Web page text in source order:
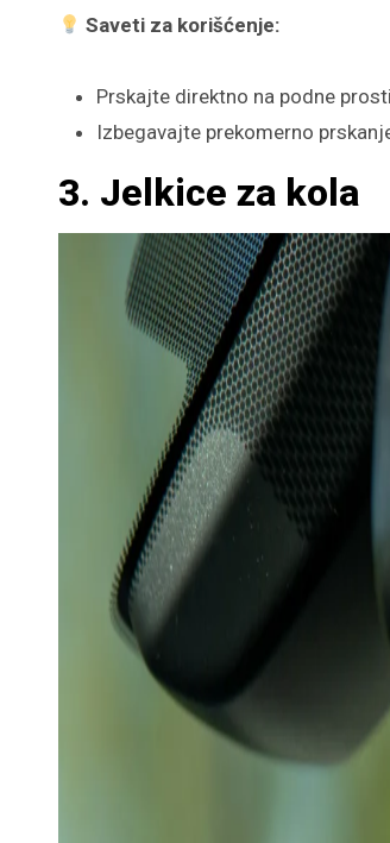
Saveti za korišćenje:
Prskajte direktno na podne
Izbegavajte prekomerno
3. Jelkice za kola